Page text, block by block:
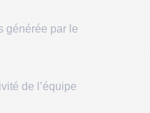
générée par le
de l’équipe